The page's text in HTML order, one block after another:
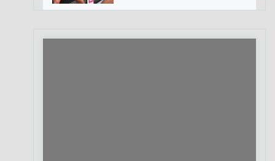
потрясают в каждом бою,